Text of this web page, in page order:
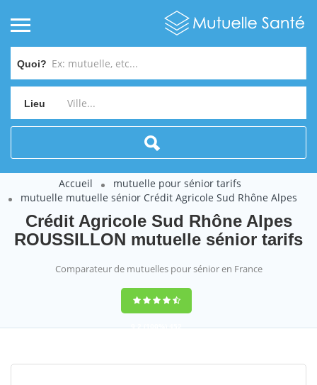
Quoi?
Lieu
Accueil
mutuelle pour sénior tarifs
mutuelle mutuelle sénior Crédit Agricole Sud Rhône Alpes
Crédit Agricole Sud Rhône Alpes
ROUSSILLON mutuelle sénior tarifs
Comparateur de mutuelles pour sénior en France
9,2(100%)452